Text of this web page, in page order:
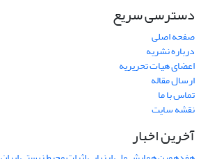
دسترسی سریع
صفحه اصلی
درباره نشریه
اعضای هیات تحریریه
ارسال مقاله
تماس با ما
نقشه سایت
آخرین اخبار